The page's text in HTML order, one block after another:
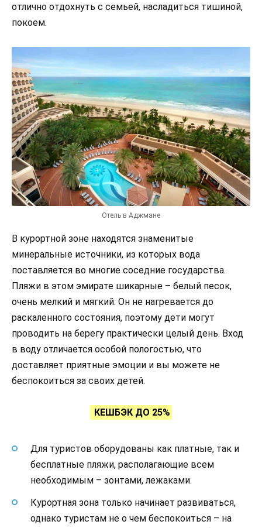
отлично отдохнуть с семьей, насладиться тишиной,
покоем.
Отель в Аджмане
В курортной зоне находятся знаменитые
минеральные источники, из которых вода
поставляется во многие соседние государства.
Пляжи в этом эмирате шикарные – белый песок,
очень мелкий и мягкий. Он не нагревается до
раскаленного состояния, поэтому дети могут
проводить на берегу практически целый день. Вход
в воду отличается особой пологостью, что
доставляет приятные эмоции и вы можете не
беспокоиться за своих детей.
КЕШБЭК ДО 25%
Для туристов оборудованы как платные, так и
бесплатные пляжи, располагающие всем
необходимым – зонтами, лежаками.
Курортная зона только начинает развиваться,
однако туристам не о чем беспокоиться – на